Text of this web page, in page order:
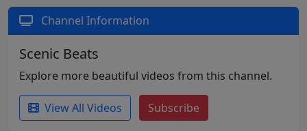
Channel Information
Scenic Beats
Explore more beautiful videos from this channel.
View All Videos Subscribe